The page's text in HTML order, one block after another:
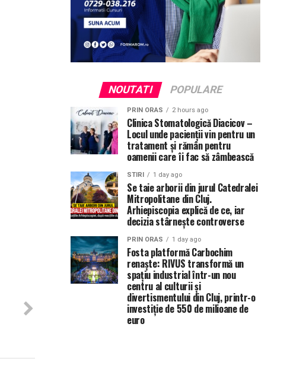
NOUTATI POPULARE
PRIN ORAS 2 hours ago
Clinica Stomatologică Diacicov –
Locul unde pacienții vin pentru un
tratament și rămân pentru
oamenii care îi fac să zâmbească
STIRI 1 day ago
Se taie arborii din jurul Catedralei
Mitropolitane din Cluj.
Arhiepiscopia explică de ce, iar
decizia stârnește controverse
PRIN ORAS 1 day ago
Fosta platformă Carbochim
renaște: RIVUS transformă un
spațiu industrial într-un nou
centru al culturii și
divertismentului din Cluj, printr-o
investiție de 550 de milioane de
euro